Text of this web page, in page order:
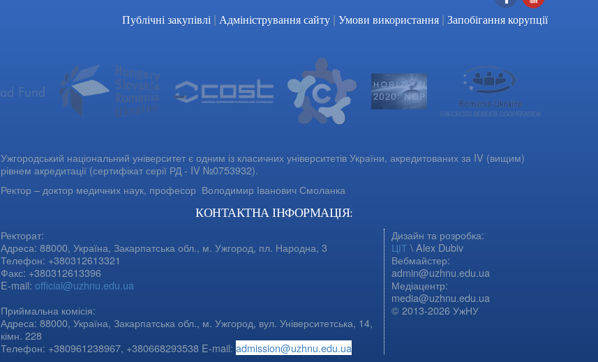
Facebook
YouTube
Публічні закупівлі | Адміністрування сайту | Умови використання | Запобігання корупції
Ужгородський національний університет є одним із класичних університетів України, акредитованих за IV (вищим)
рівнем акредитації (сертифікат серії РД - IV №0753932).
Ректор – доктор медичних наук, професор Володимир Іванович Смоланка
КОНТАКТНА ІНФОРМАЦІЯ:
Ректорат:
Адреса: 88000, Україна, Закарпатська обл., м. Ужгород, пл. Народна, 3
Телефон: +380312613321
Факс: +380312613396
E-mail: official@uzhnu.edu.ua
Приймальна комісія:
Адреса: 88000, Україна, Закарпатська обл., м. Ужгород, вул. Університетська, 14,
кімн. 228
Телефон: +380961238967, +380668293538 E-mail: admission@uzhnu.edu.ua
Дизайн та розробка:
ЦІТ \ Alex Dubiv
Вебмайстер:
admin@uzhnu.edu.ua
Медіацентр:
media@uzhnu.edu.ua
© 2013-2026 УжНУ